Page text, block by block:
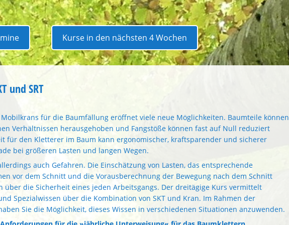
Kurse in den nächsten 4 Wochen
und SRT
für die Baumfällung eröffnet viele neue Möglichkeiten. Baumteile können
Verhältnissen herausgehoben und Fangstöße können fast auf Null reduziert
für den Kletterer im Baum kann ergonomischer, kraftsparender und sicherer
bei größeren Lasten und langen Wegen.
auch Gefahren. Die Einschätzung von Lasten, das entsprechende
vor dem Schnitt und die Vorausberechnung der Bewegung nach dem Schnitt
über die Sicherheit eines jeden Arbeitsgangs. Der dreitägige Kurs vermittelt
Spezialwissen über die Kombination von SKT und Kran. Im Rahmen der
Sie die Möglichkeit, dieses Wissen in verschiedenen Situationen anzuwenden.